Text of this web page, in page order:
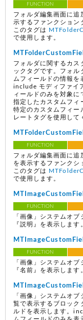
FUNCTION
フォルダ編集画面に追
示するファンクション
このタグは
で使用します。
フォルダに関するカス
ックタグです。フォ
ムフィールドの情報を
include モディファイ
ィールドのみを対象
指定したカスタムフィ
特定のカスタムフィー
レートタグを使用して
FUNCTION
フォルダ編集画面に追
を表示するファンクシ
このタグは
で使用します。
FUNCTION
「画像」システムオ
『説明』を表示します
FUNCTION
「画像」システムオ
『名前』を表示します
「画像」システムオ
覧で表示するブロック
ルドを表示します。